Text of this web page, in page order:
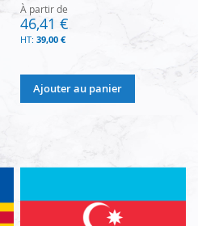
À partir de
46,41 €
39,00 €
Ajouter au panier